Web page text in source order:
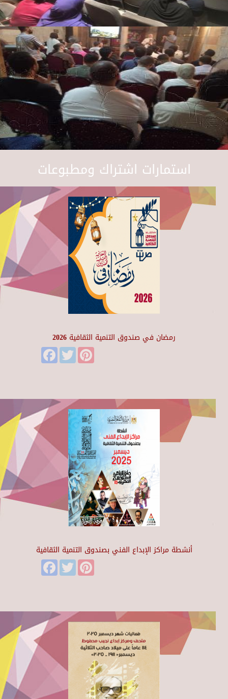
استمارات اشتراك ومطبوعات
رمضان في صندوق التنمية الثقافية 2026
FacebookTwitter
أنشطة مراكز الإبداع الفني بصندوق التنمية الثقافية
FacebookTwitter